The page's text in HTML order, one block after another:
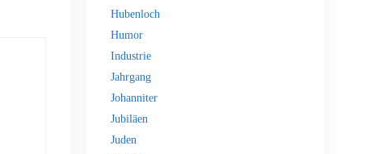
Hubenloch
Humor
Industrie
Jahrgang
Johanniter
Jubiläen
Juden